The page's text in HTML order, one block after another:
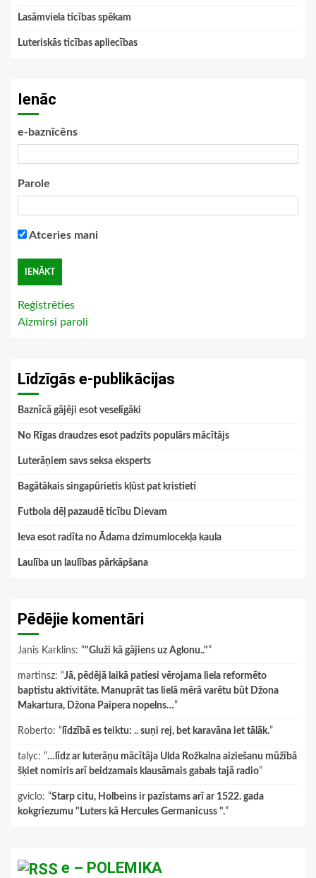
Lasāmviela ticības spēkam
Luteriskās ticības apliecības
Ienāc
e-baznīcēns
Parole
Atceries mani
Reģistrēties
Aizmirsi paroli
Līdzīgās e-publikācijas
Baznīcā gājēji esot veselīgāki
No Rīgas draudzes esot padzīts populārs mācītājs
Luterāņiem savs seksa eksperts
Bagātākais singapūrietis kļūst pat kristieti
Futbola dēļ pazaudē ticību Dievam
Ieva esot radīta no Ādama dzimumlocekļa kaula
Laulība un laulības pārkāpšana
Pēdējie komentāri
Janis Karklins: “"Gluži kā gājiens uz Aglonu.."”
martinsz: “Jā, pēdējā laikā patiesi vērojama liela reformēto
baptistu aktivitāte. Manuprāt tas lielā mērā varētu būt Džona
Makartura, Džona Paipera nopelns…”
Roberto: “ līdzībā es teiktu: .. suņi rej, bet karavāna iet tālāk.”
talyc: “…līdz ar luterāņu mācītāja Ulda Rožkalna aiziešanu mūžībā
šķiet nomiris arī beidzamais klausāmais gabals tajā radio”
gviclo: “Starp citu, Holbeins ir pazīstams arī ar 1522. gada
kokgriezumu "Luters kā Hercules Germanicuss ".”
e – POLEMIKA